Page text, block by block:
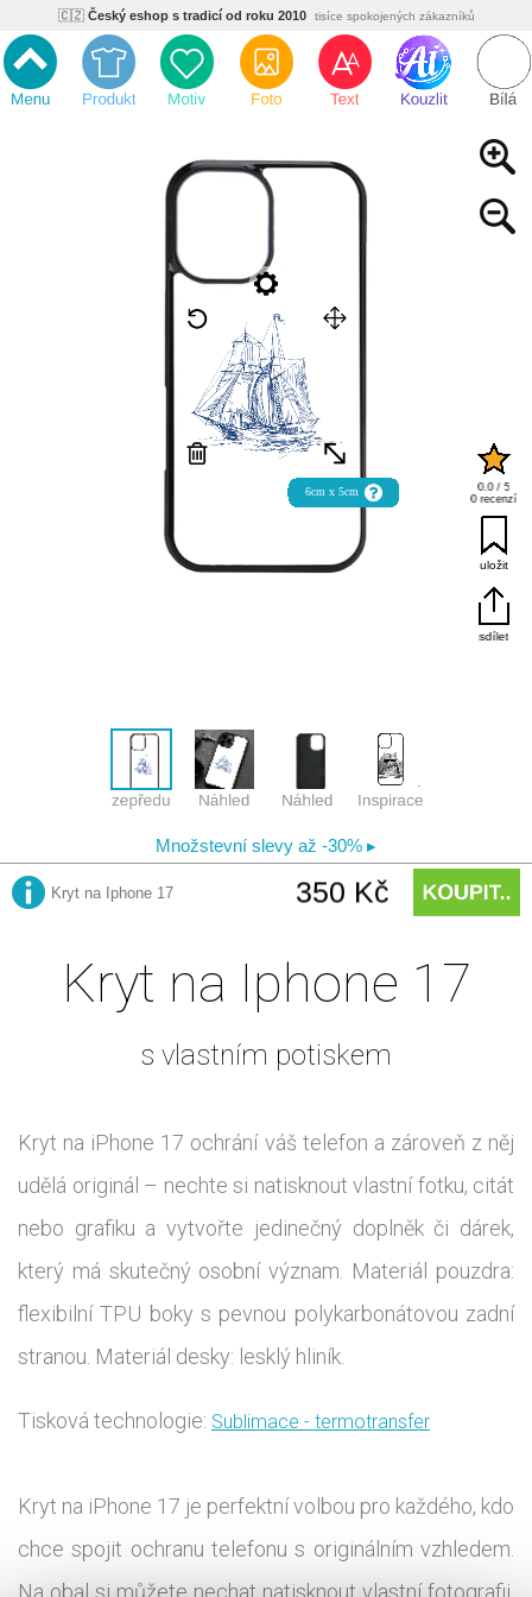
🇨🇿 Český eshop s tradicí od roku 2010 tisíce spokojených zákazníků
Ekologický a zdravotně nezávadný žádná čína, barvy s certifikáty
💡Inovativní výroba vlastní vývoj, nejnovější technologie
Rychlé dodání expedujeme do 24h
Kvalita pod kontrolou jsme přímý výrobce, žádný zprostředkovatel
Český eshop s tradicí od roku 2010 tisíce spokojených zákazníků
Kryt na Iphone 17
s vlastním potiskem
Kryt na iPhone 17 ochrání váš telefon a zároveň z něj
udělá originál – nechte si natisknout vlastní fotku, citát
nebo grafiku a vytvořte jedinečný doplněk či dárek,
který má skutečný osobní význam. Materiál pouzdra:
flexibilní TPU boky s pevnou polykarbonátovou zadní
stranou. Materiál desky: lesklý hliník.
Tisková technologie: Sublimace - termotransfer
Kryt na iPhone 17 je perfektní volbou pro každého, kdo
chce spojit ochranu telefonu s originálním vzhledem.